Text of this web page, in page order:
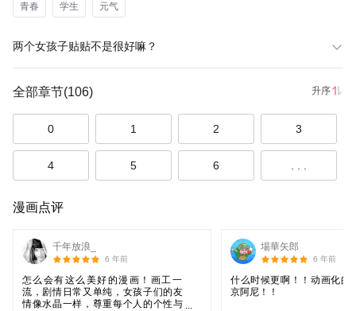
青春 学生 元气
两个女孩子贴贴不是很好嘛？
全部章节(106) 升序
0 1 2 3
4 5 6
漫画点评
千年放浪_
6 年前
怎么会有这么美好的漫画！画工一
流，剧情日常又单纯，女孩子们的友
情像水晶一样，尊重每个人的个性与
場華矢郎
6 年前
什么时候更啊！！动画化的
京阿尼！！